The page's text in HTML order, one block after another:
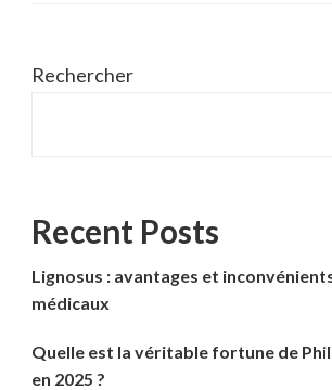
Rechercher
Recent Posts
Lignosus : avantages et
médicaux
Quelle est la véritable fortune de
en 2025 ?